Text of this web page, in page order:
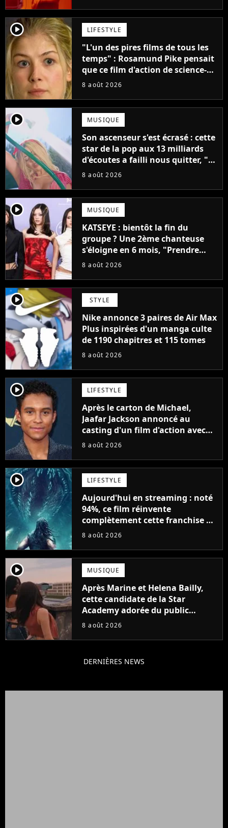
player2 LIFESTYLE
"L'un des pires films de tous les
temps" : Rosamund Pike pensait
que ce film d'action de science-
fiction avec Dwayne Johnson
8 août 2026
player2 MUSIQUE
Son ascenseur s'est écrasé : cette
star de la pop aux 13 milliards
d'écoutes a failli nous quitter, "Je
pensais ne plus jamais chanter"
8 août 2026
player2 MUSIQUE
KATSEYE : bientôt la fin du
groupe ? Une 2ème chanteuse
s'éloigne en 6 mois, "Prendre
cette décision n’a pas été facile"
8 août 2026
player2 STYLE
Nike annonce 3 paires de Air Max
Plus inspirées d'un manga culte
de 1190 chapitres et 115 tomes
8 août 2026
player2 LIFESTYLE
Après le carton de Michael,
Jaafar Jackson annoncé au
casting d'un film d'action avec
Will Smith
8 août 2026
player2 LIFESTYLE
Aujourd'hui en streaming : noté
94%, ce film réinvente
complètement cette franchise de
science-fiction vieille de 40 ans
8 août 2026
player2 MUSIQUE
Après Marine et Helena Bailly,
cette candidate de la Star
Academy adorée du public
annonce son premier album,
8 août 2026
DERNIÈRES NEWS